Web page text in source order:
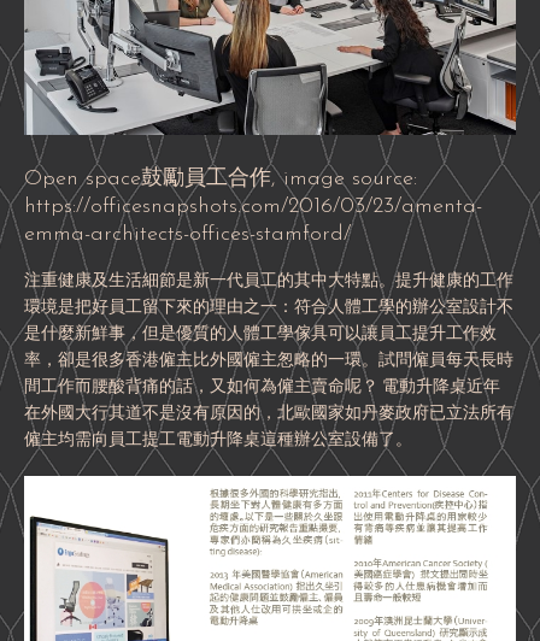
Open space鼓勵員工合作, image source:
https://officesnapshots.com/2016/03/23/amenta-
emma-architects-offices-stamford/
注重健康及生活細節是新一代員工的其中大特點。提升健康的工作
環境是把好員工留下來的理由之一：符合人體工學的辦公室設計不
是什麼新鮮事，但是優質的人體工學傢具可以讓員工提升工作效
率，卻是很多香港僱主比外國僱主怱略的一環。試問僱員每天長時
間工作而腰酸背痛的話，又如何為僱主賣命呢？ 電動升降桌近年
在外國大行其道不是沒有原因的，北歐國家如丹麥政府已立法所有
僱主均需向員工提工電動升降桌這種辦公室設備了。